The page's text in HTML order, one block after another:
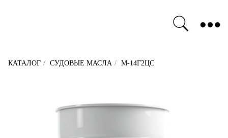
КАТАЛОГ / СУДОВЫЕ МАСЛА / М-14Г2ЦС